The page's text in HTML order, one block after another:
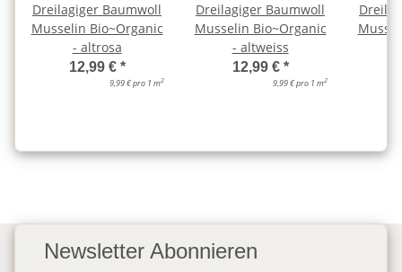
Dreilagiger Baumwoll
Musselin Bio~Organic
- altrosa
12,99 € *
9,99 € pro 1 m2
Dreilagiger Baumwoll
Musselin Bio~Organic
- altweiss
12,99 € *
9,99 € pro 1 m2
Newsletter Abonnieren